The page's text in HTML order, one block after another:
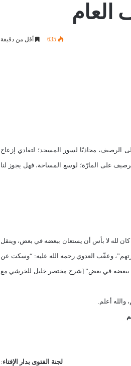
635 أقل من دقيقة
الرصيف، محاذيًا لسور المسجد؛ لتفادي إزعاج
على المارّة؛ لوسع المساحة، فهل يجوز لنا
لله لا بأس أن يستعان ببعضه في بعض، وينقل
وعقّب العدوي رحمه الله عليه: “وسكت عن
ببعضه في بعض” [شرح مختصر خليل للخرشي مع
والله أعلم.
لجنة الفتوى بدار الإفتاء: